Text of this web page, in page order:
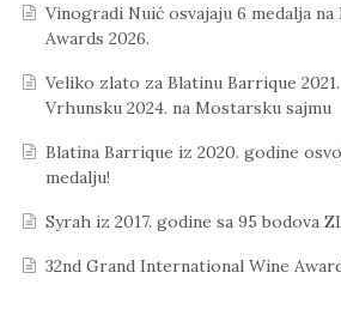
Vinogradi Nuić osvajaju 6 medalja
Awards 2026.
Veliko zlato za Blatinu Barrique
Vrhunsku 2024. na Mostarsku sajmu
Blatina Barrique iz 2020. godine
medalju!
Syrah iz 2017. godine sa 95 bodova
32nd Grand International Wine